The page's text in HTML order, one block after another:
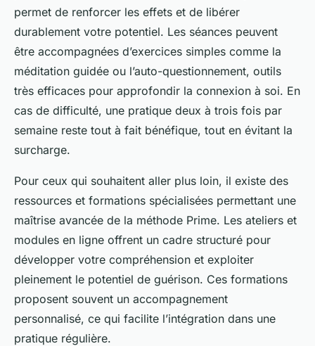
permet de renforcer les effets et de libérer
durablement votre potentiel. Les séances peuvent
être accompagnées d’exercices simples comme la
méditation guidée ou l’auto-questionnement, outils
très efficaces pour approfondir la connexion à soi. En
cas de difficulté, une pratique deux à trois fois par
semaine reste tout à fait bénéfique, tout en évitant la
surcharge.
Pour ceux qui souhaitent aller plus loin, il existe des
ressources et formations spécialisées permettant une
maîtrise avancée de la méthode Prime. Les ateliers et
modules en ligne offrent un cadre structuré pour
développer votre compréhension et exploiter
pleinement le potentiel de guérison. Ces formations
proposent souvent un accompagnement
personnalisé, ce qui facilite l’intégration dans une
pratique régulière.